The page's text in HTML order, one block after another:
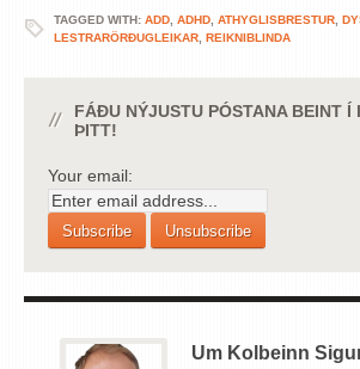
TAGGED WITH: ADD, ADHD, ATHYGLISBRESTUR,
LESTRARÖRÐUGLEIKAR, REIKNIBLINDA
FÁÐU NÝJUSTU PÓSTANA BEINT Í
ÞITT!
Your email:
Um Kolbeinn